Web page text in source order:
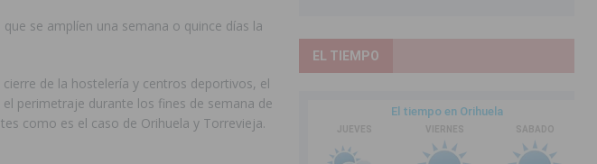
se amplíen una semana o quince días la
de la hostelería y centros deportivos, el
perimetraje durante los fines de semana de
como es el caso de Orihuela y Torrevieja.
EL TIEMPO